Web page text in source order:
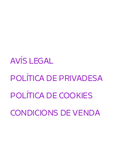
AVÍS LEGAL
POLÍTICA DE PRIVADESA
POLÍTICA DE COOKIES
CONDICIONS DE VENDA